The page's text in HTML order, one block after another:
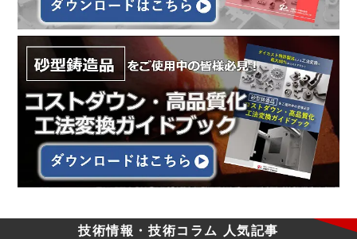
技術情報・技術コラム 人気記事